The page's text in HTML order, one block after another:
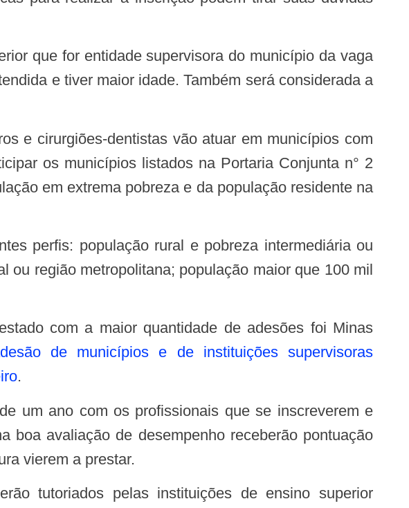
e tiver maior idade. Também será considerada a
os municípios listados na Portaria Conjunta n° 2
em extrema pobreza e da população residente na
ou região metropolitana; população maior que 100 mil
de municípios e de instituições supervisoras
.
boa avaliação de desempenho receberão pontuação
vierem a prestar.